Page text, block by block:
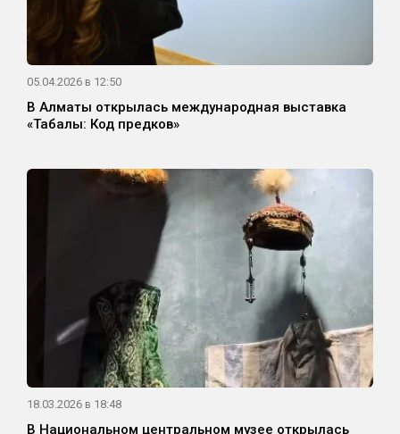
05.04.2026 в 12:50
В Алматы открылась международная выставка
«Таңбалы: Код предков»
18.03.2026 в 18:48
В Национальном центральном музее открылась